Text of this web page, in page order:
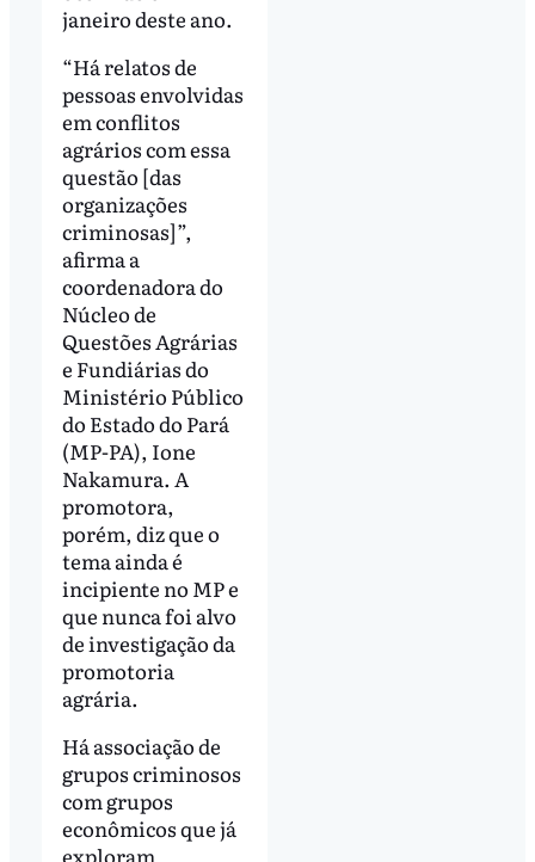
janeiro deste ano.
“Há relatos de
pessoas envolvidas
em conflitos
agrários com essa
questão [das
organizações
criminosas]”,
afirma a
coordenadora do
Núcleo de
Questões Agrárias
e Fundiárias do
Ministério Público
do Estado do Pará
(MP-PA), Ione
Nakamura. A
promotora,
porém, diz que o
tema ainda é
incipiente no MP e
que nunca foi alvo
de investigação da
promotoria
agrária.
Há associação de
grupos criminosos
com grupos
econômicos que já
exploram